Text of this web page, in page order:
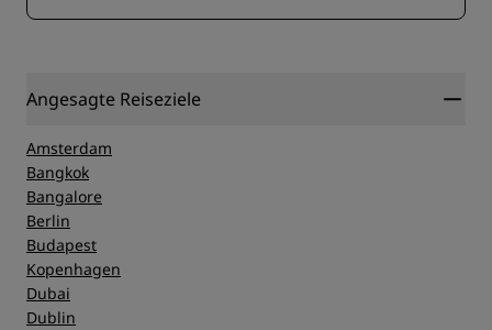
Angesagte Reiseziele
Amsterdam
Bangkok
Bangalore
Berlin
Budapest
Kopenhagen
Dubai
Dublin